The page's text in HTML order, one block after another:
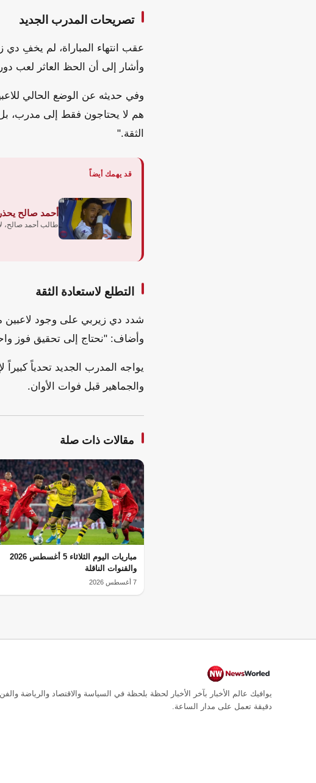
تصريحات المدرب الجديد
عقب انتهاء المباراة، لم يخفِ دي
وأشار إلى أن الحظ العاثر لعب
وفي حديثه عن الوضع الحالي
هم لا يحتاجون فقط إلى مدرب،
الثقة."
قد يهمك أيضاً
أحمد صالح
طالب أحمد صالح،
التطلع لاستعادة الثقة
شدد دي زيربي على وجود لاعبين
وأضاف: "نحتاج إلى تحقيق فوز
يواجه المدرب الجديد تحدياً كبيراً
والجماهير قبل فوات الأوان.
مقالات ذات صلة
مباريات اليوم الثلاثاء 5 أغسطس 2026
والقنوات الناقلة
7 أغسطس 2026
يوافيك عالم الأخبار بآخر الأخبار لحظة بلحظة في السياسة والاقتصاد والرياضة والفن
دقيقة تعمل على مدار الساعة.